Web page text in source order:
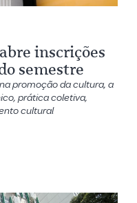
inscrições
semestre
promoção da cultura, a
prática coletiva,
cultural